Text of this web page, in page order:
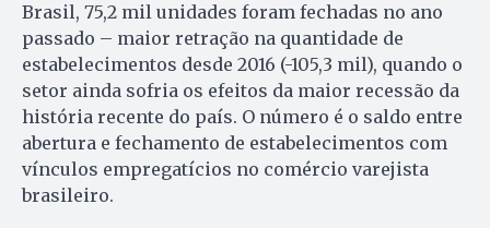
Brasil, 75,2 mil unidades foram fechadas no ano
passado – maior retração na quantidade de
estabelecimentos desde 2016 (-105,3 mil), quando o
setor ainda sofria os efeitos da maior recessão da
história recente do país. O número é o saldo entre
abertura e fechamento de estabelecimentos com
vínculos empregatícios no comércio varejista
brasileiro.